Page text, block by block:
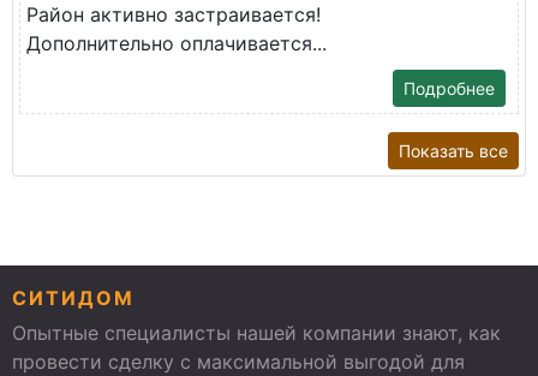
Район активно застраивается!
Дополнительно оплачивается...
Подробнее
Показать все
СИТИДОМ
Опытные специалисты нашей компании знают, как
провести сделку с максимальной выгодой для